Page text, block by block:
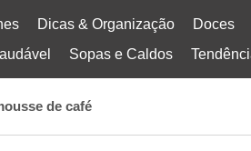
Dicas & Organização Doces
Sopas e Caldos
de café